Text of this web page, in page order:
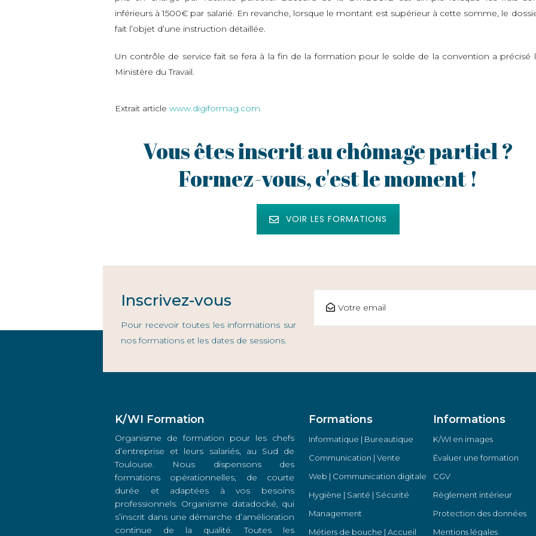
inférieurs à 1500€ par salarié. En revanche, lorsque le montant est supérieur à cette somme, le
fait l’objet d’une instruction détaillée.
Un contrôle de service fait se fera à la fin de la formation pour le solde de la convention a précisé
Ministère du Travail.
Extrait article www.digiformag.com
Vous êtes inscrit au chômage partiel ?
Formez-vous, c'est le moment !
VOIR LES FORMATIONS
Inscrivez-vous
Pour recevoir toutes les informations sur
nos formations et les dates de sessions.
K/WI Formation
Organisme de formation pour les chefs
d’entreprise et leurs salariés, au Sud de
Toulouse. Nous dispensons des
formations opérationnelles, de courte
durée et adaptées à vos besoins
professionnels. Organisme datadocké, qui
s’inscrit dans une démarche d’amélioration
continue de la qualité. Toutes les
Formations
Informatique | Bureautique
Communication | Vente
Web | Communication digitale
Hygiène | Santé | Sécurité
Management
Métiers de bouche | Accueil
Informations
K/WI en images
Évaluer une formation
CGV
Règlement intérieur
Protection des données
Mentions légales